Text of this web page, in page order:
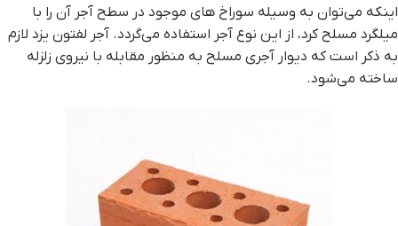
اینکه می‌توان به وسیله سوراخ‌ های موجود در سطح آجر آن را با
میلگرد مسلح کرد، از این نوع آجر استفاده می‌گردد. آجر لفتون یزد لازم
به ذکر است که دیوار آجری مسلح به منظور مقابله با نیروی زلزله
ساخته می‌شود.